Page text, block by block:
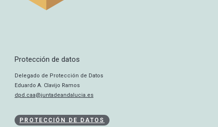
Protección de datos
Delegado de Protección de Datos
Eduardo A. Clavijo Ramos
dpd.caa@juntadeandalucia.es
PROTECCIÓN DE DATOS